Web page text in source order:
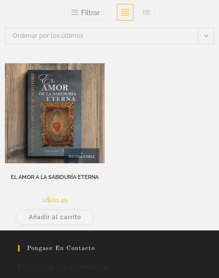
Filtrar
Ordenar por los últimos
EL AMOR A LA SABIDURÍA ETERNA
u$s11,45
Añadir al carrito
Pongase En Contacto